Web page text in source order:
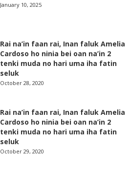
January 10, 2025
Rai na’in faan rai, Inan faluk Amelia
Cardoso ho ninia bei oan na’in 2
tenki muda no hari uma iha fatin
seluk
October 28, 2020
Rai na’in faan rai, Inan faluk Amelia
Cardoso ho ninia bei oan na’in 2
tenki muda no hari uma iha fatin
seluk
October 29, 2020